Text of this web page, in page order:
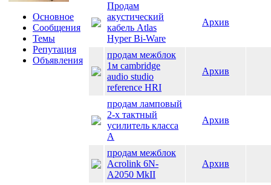
Основное
Сообщения
Темы
Репутация
Объявления
Продам
акустический
кабель Atlas
Hyper Bi-Ware
Архив
продам межблок
1м cambridge
audio studio
reference HRI
Архив
продам ламповый
2-х тактный
усилитель класса
А
Архив
продам межблок
Acrolink 6N-
A2050 MkII
Архив